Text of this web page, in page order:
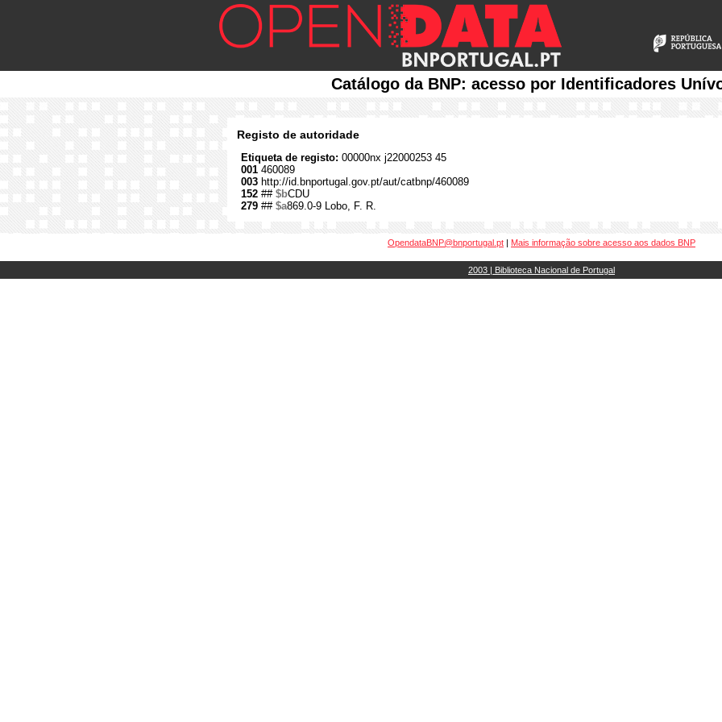
Catálogo da BNP: acesso por Identificadores
Registo de autoridade
Etiqueta de registo: 00000nx j22000253 45
001 460089
003 http://id.bnportugal.gov.pt/aut/catbnp/460089
152 ## $bCDU
279 ## $a869.0-9 Lobo, F. R.
OpendataBNP@bnportugal.pt | Mais informação sobre acesso aos dados BNP
2003 | Biblioteca Nacional de Portugal